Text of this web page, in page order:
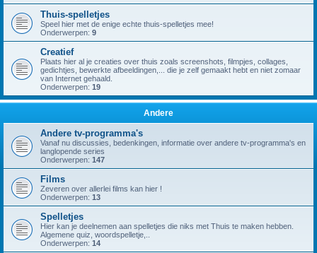
Thuis-spelletjes
Speel hier met de enige echte thuis-spelletjes mee!
Onderwerpen: 9
Creatief
Plaats hier al je creaties over thuis zoals screenshots, filmpjes, collages,
gedichtjes, bewerkte afbeeldingen,... die je zelf gemaakt hebt en niet zomaar
van Internet gehaald.
Onderwerpen: 19
Andere
Andere tv-programma's
Vanaf nu discussies, bedenkingen, informatie over andere tv-programma's en
langlopende series
Onderwerpen: 147
Films
Zeveren over allerlei films kan hier !
Onderwerpen: 13
Spelletjes
Hier kan je deelnemen aan spelletjes die niks met Thuis te maken hebben.
Algemene quiz, woordspelletje,..
Onderwerpen: 14